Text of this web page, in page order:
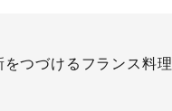
つづけるフランス料理